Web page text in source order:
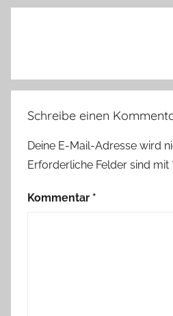
Schreibe einen
Deine E-Mail-Adresse wird
Erforderliche Felder sind mit
Kommentar *